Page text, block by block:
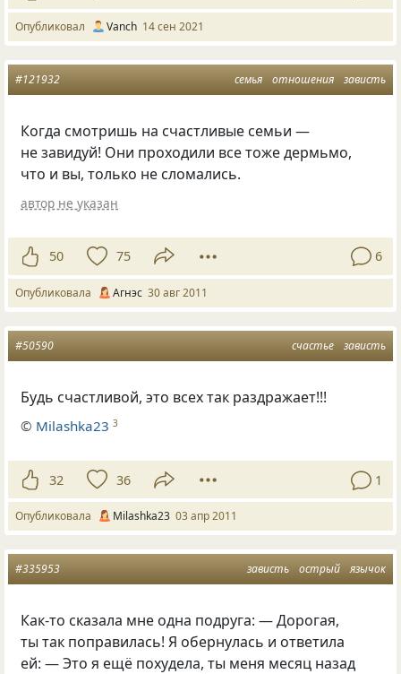
Опубликовал Vanch 14 сен 2021
семья отношения зависть
#121932
Когда смотришь на счастливые семьи —
не завидуй! Они проходили все тоже дермьмо,
что и вы, только не сломались.
автор не указан
50 75 6
Опубликовала Агнэс 30 авг 2011
счастье зависть
#50590
Будь счастливой, это всех так раздражает!!!
© Milashka23 3
32 36 1
Опубликовала Milashka23 03 апр 2011
зависть острый язычок
#335953
Как-то сказала мне одна подруга: — Дорогая,
ты так поправилась! Я обернулась и ответила
ей: — Это я ещё похудела, ты меня месяц назад